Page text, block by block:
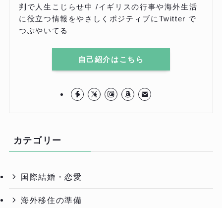
判で人生こじらせ中 /イギリスの行事や海外生活
に役立つ情報をやさしくポジティブにTwitter で
つぶやいてる
自己紹介はこちら
カテゴリー
国際結婚・恋愛
海外移住の準備